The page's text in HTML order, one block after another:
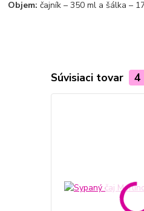
Objem: čajník – 350 ml a šálka –
Súvisiaci tovar 4